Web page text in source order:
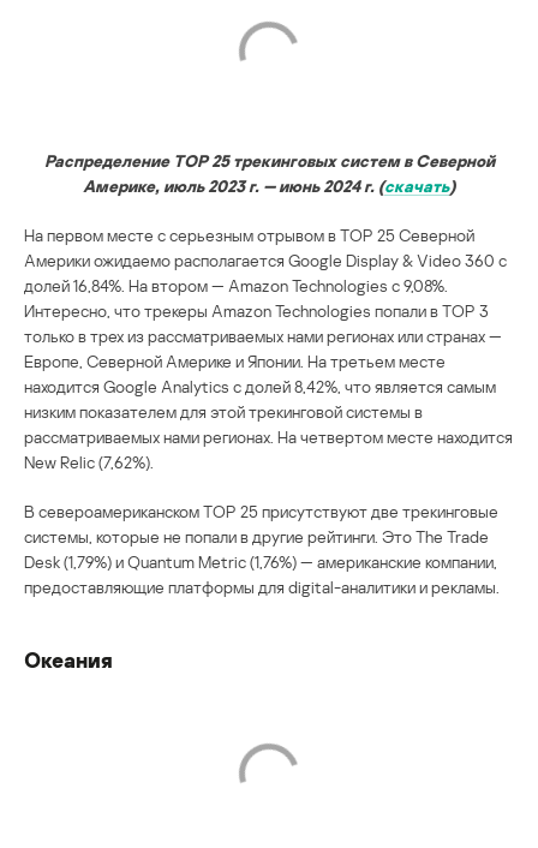
Распределение TOP 25 трекинговых систем в Северной
Америке, июль 2023 г. — июнь 2024 г. (скачать)
На первом месте с серьезным отрывом в TOP 25 Северной
Америки ожидаемо располагается Google Display & Video 360 с
долей 16,84%. На втором — Amazon Technologies с 9,08%.
Интересно, что трекеры Amazon Technologies попали в TOP 3
только в трех из рассматриваемых нами регионах или странах —
Европе, Северной Америке и Японии. На третьем месте
находится Google Analytics с долей 8,42%, что является самым
низким показателем для этой трекинговой системы в
рассматриваемых нами регионах. На четвертом месте находится
New Relic (7,62%).
В североамериканском TOP 25 присутствуют две трекинговые
системы, которые не попали в другие рейтинги. Это The Trade
Desk (1,79%) и Quantum Metric (1,76%) — американские компании,
предоставляющие платформы для digital-аналитики и рекламы.
Океания